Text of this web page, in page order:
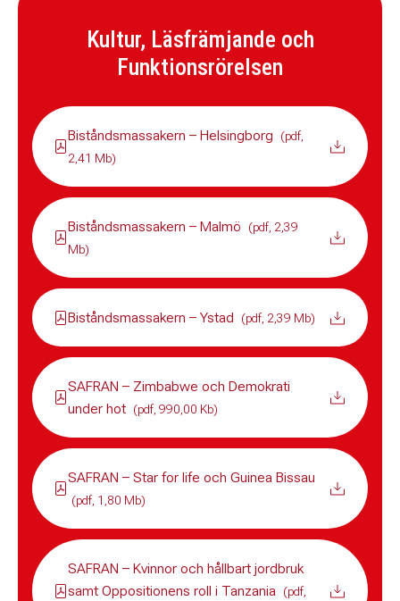
Kultur, Läsfrämjande och
Funktionsrörelsen
Biståndsmassakern – Helsingborg
(pdf,
2,41 Mb)
Biståndsmassakern – Malmö
(pdf, 2,39
Mb)
Biståndsmassakern – Ystad (pdf, 2,39 Mb)
SAFRAN – Zimbabwe och Demokrati
under hot (pdf, 990,00 Kb)
SAFRAN – Star for life och Guinea Bissau
(pdf, 1,80 Mb)
SAFRAN – Kvinnor och hållbart jordbruk
samt Oppositionens roll i Tanzania (pdf,